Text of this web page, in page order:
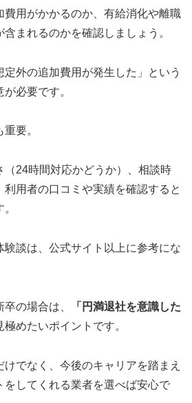
費用がかかるのか、有給消化や離職
まれるのかを確認しましょう。
外の追加費用が発生した」という
必要です。
重要。
（24時間対応かどうか）、相談時
用者の口コミや実績を確認すると
験談は、公式サイト以上に参考にな
の場合は、
「円満退社を意識した
極めたいポイントです。
でなく、今後のキャリアを踏まえ
をしてくれる業者を選べば安心で